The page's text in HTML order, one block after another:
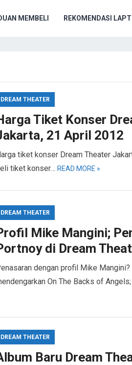
MEMBELI REKOMENDASI
DREAM THEATER
Tiket Konser
21 April 2012
tiket konser Dream Theater
tiket konser… READ MORE »
DREAM THEATER
Mike Mangini;
di Dream
dengan profil Mike Mangini?
On The Backs of
DREAM THEATER
Baru Dream